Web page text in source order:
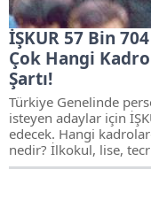
İŞKUR 57 Bin
Çok Hangi
Şartı!
Türkiye Genelinde
isteyen adaylar için
edecek. Hangi
nedir? İlkokul, lise,